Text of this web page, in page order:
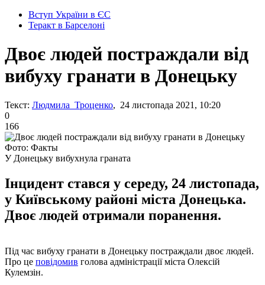
Вступ України в ЄС
Теракт в Барселоні
Двоє людей постраждали від
вибуху гранати в Донецьку
Текст: Людмила Троценко, 24 листопада 2021, 10:20
0
166
Фото: Факты
У Донецьку вибухнула граната
Інцидент стався у середу, 24 листопада,
у Київському районі міста Донецька.
Двоє людей отримали поранення.
Під час вибуху гранати в Донецьку постраждали двоє людей.
Про це повідомив голова адміністрації міста Олексій
Кулемзін.